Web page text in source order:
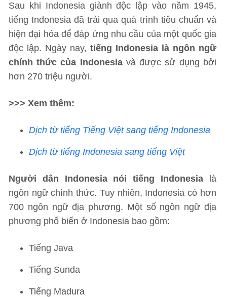
Sau khi Indonesia giành độc lập vào năm 1945,
tiếng Indonesia đã trải qua quá trình tiêu chuẩn và
hiện đại hóa để đáp ứng nhu cầu của một quốc gia
độc lập. Ngày nay, tiếng Indonesia là ngôn ngữ
chính thức của Indonesiavà được sử dụng bởi
hơn 270 triệu người.
>>> Xem thêm:
Dịch từ tiếng Tiếng Việt sang tiếng Indonesia
Dịch từ tiếng Indonesia sang tiếng Việt
Người dân Indonesia nói tiếng Indonesia là
ngôn ngữ chính thức. Tuy nhiên, Indonesia có hơn
700 ngôn ngữ địa phương. Một số ngôn ngữ địa
phương phổ biến ở Indonesia bao gồm:
Tiếng Java
Tiếng Sunda
Tiếng Madura